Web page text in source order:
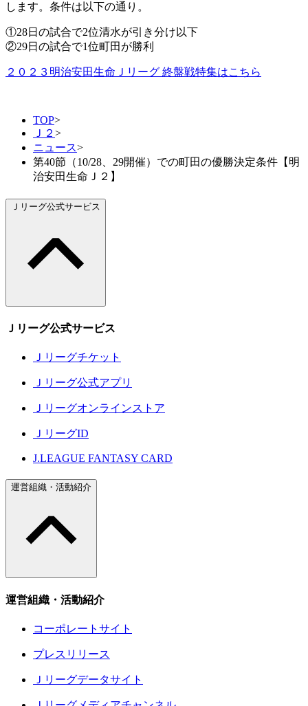
します。条件は以下の通り。
①28日の試合で2位清水が引き分け以下
②29日の試合で1位町田が勝利
２０２３明治安田生命Ｊリーグ 終盤戦特集はこちら
TOP>
Ｊ２ >
ニュース>
第40節（10/28、29開催）での町田の優勝決定条件【明
治安田生命Ｊ２】
Ｊリーグ公式サービス
Ｊリーグ公式サービス
Ｊリーグチケット
Ｊリーグ公式アプリ
Ｊリーグオンラインストア
ＪリーグID
J.LEAGUE FANTASY CARD
運営組織・活動紹介
運営組織・活動紹介
コーポレートサイト
プレスリリース
Ｊリーグデータサイト